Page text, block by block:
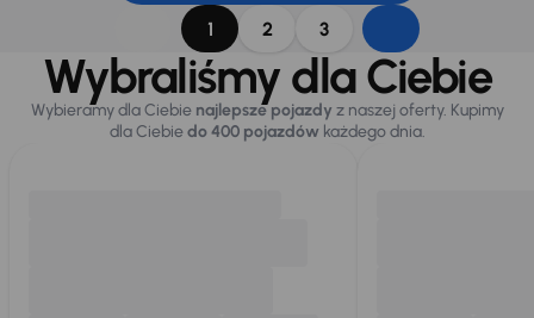
1 2 3
Wybraliśmy dla Ciebie
Wybieramy dla Ciebie najlepsze pojazdy z naszej oferty. Kupimy
dla Ciebiedo 400 pojazdówkażdego dnia.